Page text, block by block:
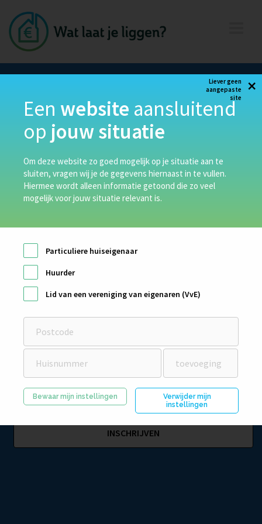
Een website aansluitend
op jouw situatie
Om deze website zo goed mogelijk op je situatie aan te
sluiten, vragen wij je de gegevens hiernaast in te vullen.
Hiermee wordt alleen informatie getoond die zo veel
mogelijk voor jouw situatie relevant is.
Liever geen
aangepaste
site
×
Particuliere huiseigenaar
Huurder
Lid van een vereniging van eigenaren (VvE)
Bewaar mijn instellingen
Verwijder mijn
instellingen
Contact
Jansweg 42-5, Haarlem
085-876 90 52
info@watlaatjeliggen.nl
SCHRIJF JE IN VOOR DE NIEUWSBRIEF